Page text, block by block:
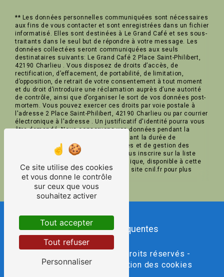
** Les données personnelles communiquées sont nécessaires
aux fins de vous contacter et sont enregistrées dans un fichier
informatisé. Elles sont destinées à Le Grand Café et ses sous-
traitants dans le seul but de répondre à votre message. Les
données collectées seront communiquées aux seuls
destinataires suivants: Le Grand Café 2 Place Saint-Philibert,
42190 Charlieu . Vous disposez de droits d’accès, de
rectification, d’effacement, de portabilité, de limitation,
d’opposition, de retrait de votre consentement à tout moment
et du droit d’introduire une réclamation auprès d’une autorité
de contrôle, ainsi que d’organiser le sort de vos données post-
mortem. Vous pouvez exercer ces droits par voie postale à
l'adresse 2 Place Saint-Philibert, 42190 Charlieu ou par courrier
électronique à l'adresse . Un justificatif d'identité pourra vous
être demandé. Nous conservons vos données pendant la
période de prise de contact puis pendant la durée de
prescription légale aux fins probatoires et de gestion des
contentieux. Vous avez le droit de vous inscrire sur la liste
d'opposition au démarchage téléphonique, disponible à cette
adresse:Bloctel.gouv.fr. Consultez le site cnil.fr pour plus
d’informations sur vos droits.
Recherches fréquentes
- 2026 - Tous droits réservés -
Mentions légales
Gestion des cookies
Ce site utilise des cookies
et vous donne le contrôle
sur ceux que vous
souhaitez activer
Tout accepter
Tout refuser
Personnaliser